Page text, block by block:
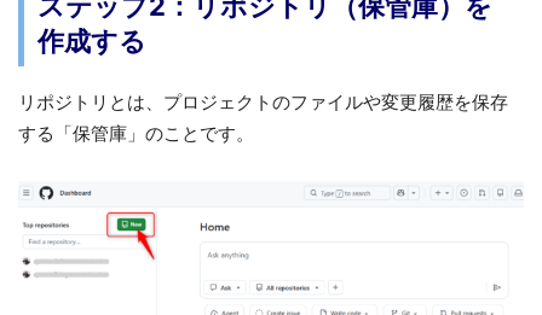
ステップ2：リポジトリ（保管庫）を
作成する
リポジトリとは、プロジェクトのファイルや変更履歴を保存
する「保管庫」のことです。